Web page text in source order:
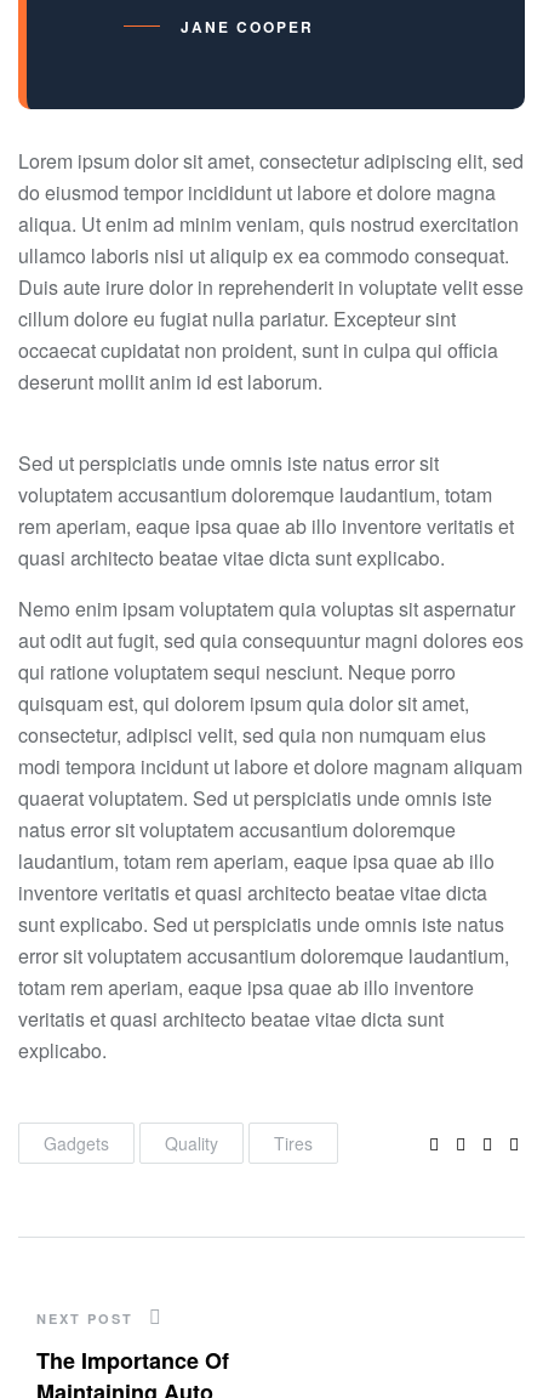
JANE COOPER
Lorem ipsum dolor sit amet, consectetur adipiscing elit, sed
do eiusmod tempor incididunt ut labore et dolore magna
aliqua. Ut enim ad minim veniam, quis nostrud exercitation
ullamco laboris nisi ut aliquip ex ea commodo consequat.
Duis aute irure dolor in reprehenderit in voluptate velit esse
cillum dolore eu fugiat nulla pariatur. Excepteur sint
occaecat cupidatat non proident, sunt in culpa qui officia
deserunt mollit anim id est laborum.
Sed ut perspiciatis unde omnis iste natus error sit
voluptatem accusantium doloremque laudantium, totam
rem aperiam, eaque ipsa quae ab illo inventore veritatis et
quasi architecto beatae vitae dicta sunt explicabo.
Nemo enim ipsam voluptatem quia voluptas sit aspernatur
aut odit aut fugit, sed quia consequuntur magni dolores eos
qui ratione voluptatem sequi nesciunt. Neque porro
quisquam est, qui dolorem ipsum quia dolor sit amet,
consectetur, adipisci velit, sed quia non numquam eius
modi tempora incidunt ut labore et dolore magnam aliquam
quaerat voluptatem. Sed ut perspiciatis unde omnis iste
natus error sit voluptatem accusantium doloremque
laudantium, totam rem aperiam, eaque ipsa quae ab illo
inventore veritatis et quasi architecto beatae vitae dicta
sunt explicabo. Sed ut perspiciatis unde omnis iste natus
error sit voluptatem accusantium doloremque laudantium,
totam rem aperiam, eaque ipsa quae ab illo inventore
veritatis et quasi architecto beatae vitae dicta sunt
explicabo.
Gadgets Quality Tires Facebook
Twitter
NEXT POST
The Importance Of